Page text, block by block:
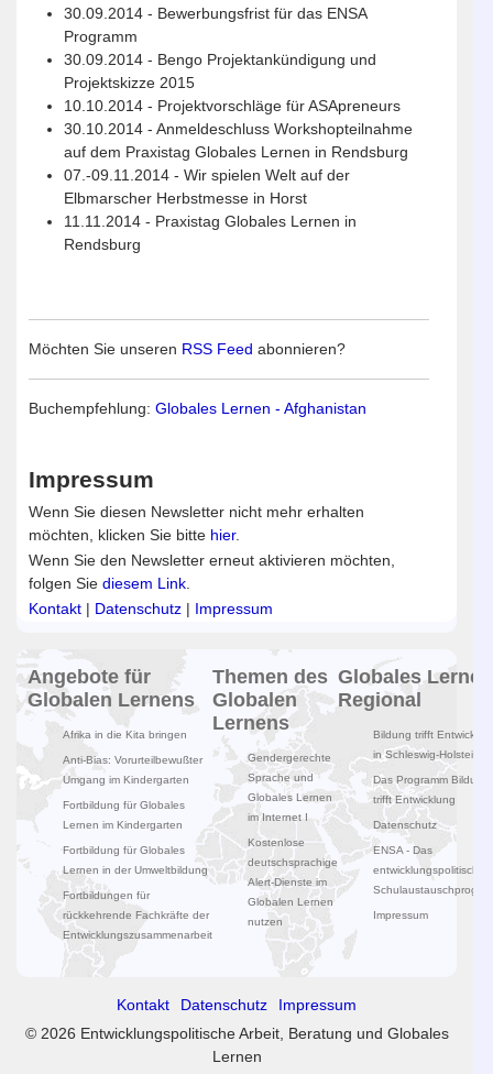
30.09.2014 - Bewerbungsfrist für das ENSA
Programm
30.09.2014 - Bengo Projektankündigung und
Projektskizze 2015
10.10.2014 - Projektvorschläge für ASApreneurs
30.10.2014 - Anmeldeschluss Workshopteilnahme
auf dem Praxistag Globales Lernen in Rendsburg
07.-09.11.2014 - Wir spielen Welt auf der
Elbmarscher Herbstmesse in Horst
11.11.2014 - Praxistag Globales Lernen in
Rendsburg
Möchten Sie unseren RSS Feed abonnieren?
Buchempfehlung: Globales Lernen - Afghanistan
Impressum
Wenn Sie diesen Newsletter nicht mehr erhalten
möchten, klicken Sie bitte hier.
Wenn Sie den Newsletter erneut aktivieren möchten,
folgen Sie diesem Link
Kontakt | Datenschutz | Impressum
Angebote für
Globalen Lernens
Afrika in die Kita bringen
Anti-Bias: Vorurteilbewußter
Umgang im Kindergarten
Fortbildung für Globales
Lernen im Kindergarten
Fortbildung für Globales
Lernen in der Umweltbildung
Fortbildungen für
rückkehrende Fachkräfte der
Entwicklungszusammenarbeit
Themen des
Globalen
Lernens
Gendergerechte
Sprache und
Globales Lernen
im Internet I
Kostenlose
deutschsprachige
Alert-Dienste im
Globalen Lernen
nutzen
Globales Lernen
Regional
Bildung trifft
in Schleswig-Holstein
Das Programm Bildung
trifft Entwicklung
Datenschutz
ENSA - Das
entwicklungspolitische
Impressum
Kontakt Datenschutz
Impressum
© 2026 Entwicklungspolitische Arbeit, Beratung und Globales
Lernen